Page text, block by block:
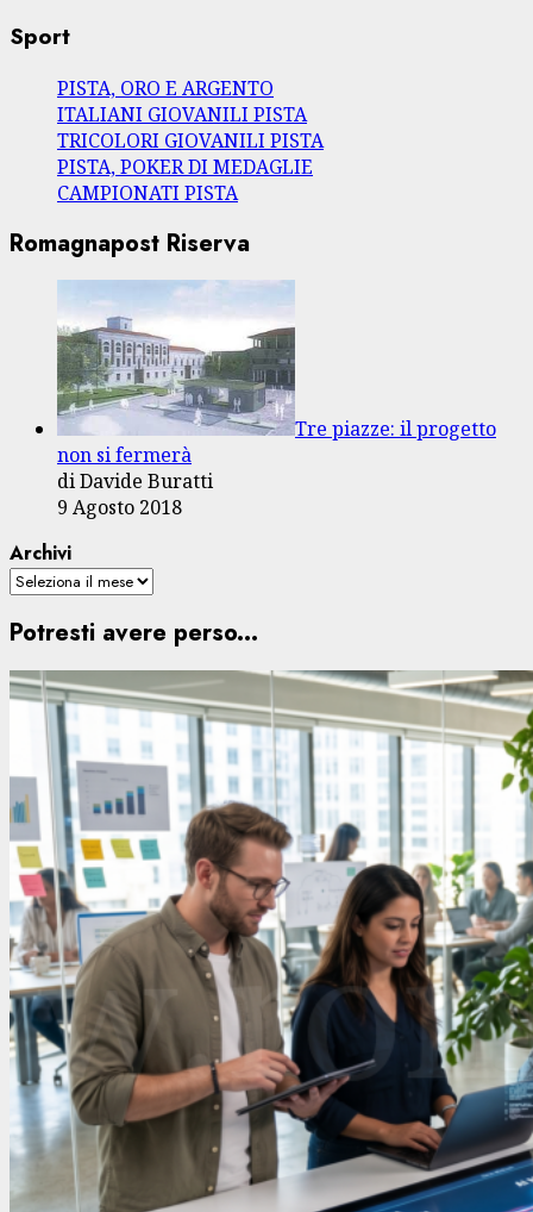
Sport
PISTA, ORO E ARGENTO
ITALIANI GIOVANILI PISTA
TRICOLORI GIOVANILI PISTA
PISTA, POKER DI MEDAGLIE
CAMPIONATI PISTA
Romagnapost Riserva
Tre piazze: il progetto
non si fermerà
di Davide Buratti
9 Agosto 2018
Archivi
Potresti avere perso...